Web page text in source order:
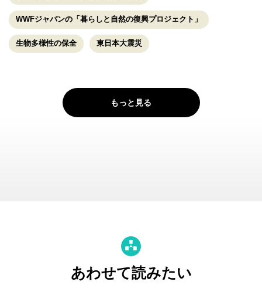
WWFジャパンの「暮らしと自然の復興プロジェクト」
生物多様性の保全 東日本大震災
もっと見る
あわせて読みたい